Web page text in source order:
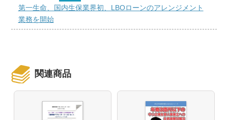
第一生命、国内生保業界初、LBOローンのアレンジメント
業務を開始
関連商品